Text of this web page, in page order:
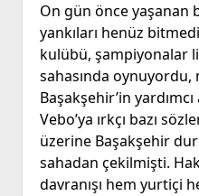
On gün önce yaşanan
yankıları henüz
kulübü, şampiyonalar
sahasında oynuyordu,
Başakşehir’in
Vebo’ya ırkçı bazı
üzerine Başakşehir
sahadan çekilmişti.
davranışı hem yurtiçi